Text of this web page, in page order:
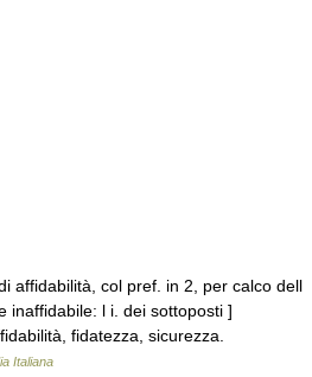
affidabilità, col pref. in 2, per calco dell
inaffidabile: l i. dei sottoposti ]
fidatezza, sicurezza.
Italiana